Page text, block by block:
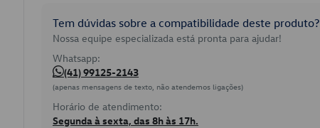
Tem dúvidas sobre a compatibilidade deste produto?
Nossa equipe especializada está pronta para ajudar!
Whatsapp:
(41) 99125-2143
(apenas mensagens de texto, não atendemos ligações)
Horário de atendimento:
Segunda à sexta, das 8h às 17h.